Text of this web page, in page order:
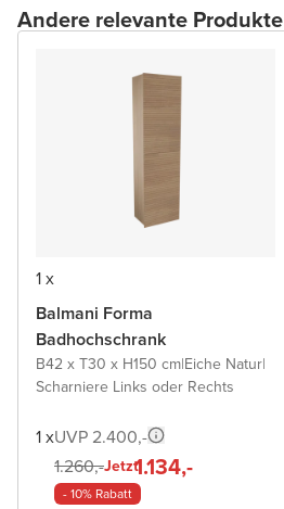
Andere relevante Produkte
1 x
Balmani Forma
Badhochschrank
B42 x T30 x H150 cm|Eiche Natur|
Scharniere Links oder Rechts
1 xUVP 2.400,-
1.260,-Jetzt1.134,-
- 10% Rabatt